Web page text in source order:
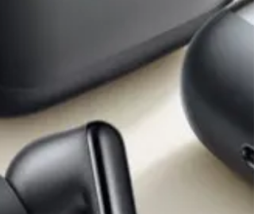
conectar con la naturaleza en un entorn